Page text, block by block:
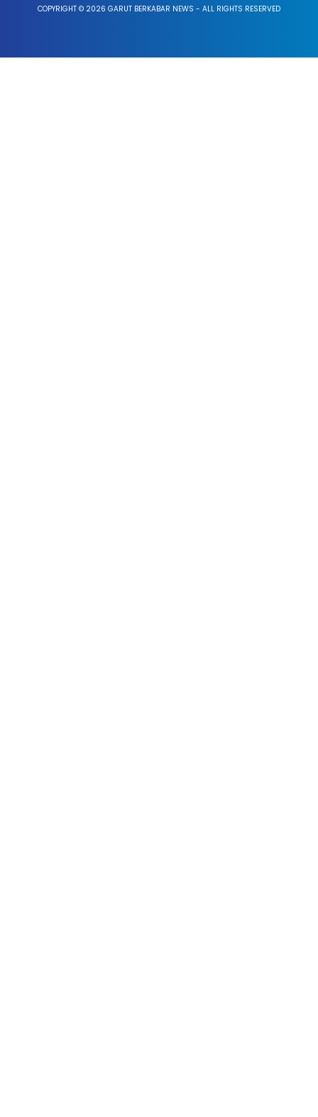
COPYRIGHT © 2026 GARUT BERKABAR NEWS - ALL RIGHTS RESERVED